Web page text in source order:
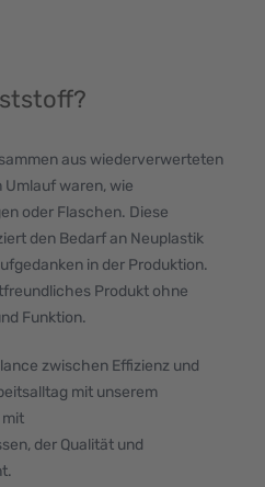
aus wiederverwerteten
waren, wie
oder Flaschen. Diese
den Bedarf an Neuplastik
in der Produktion.
Produkt ohne
Funktion.
zwischen Effizienz und
mit unserem
der Qualität und